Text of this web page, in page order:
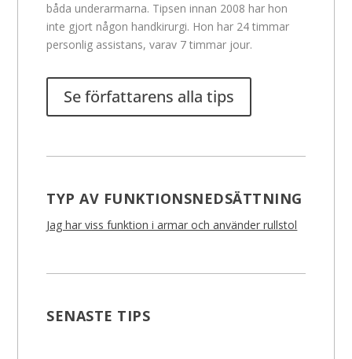
båda underarmarna. Tipsen innan 2008 har hon
inte gjort någon handkirurgi. Hon har 24 timmar
personlig assistans, varav 7 timmar jour.
Se författarens alla tips
TYP AV FUNKTIONSNEDSÄTTNING
Jag har viss funktion i armar och använder rullstol
SENASTE TIPS